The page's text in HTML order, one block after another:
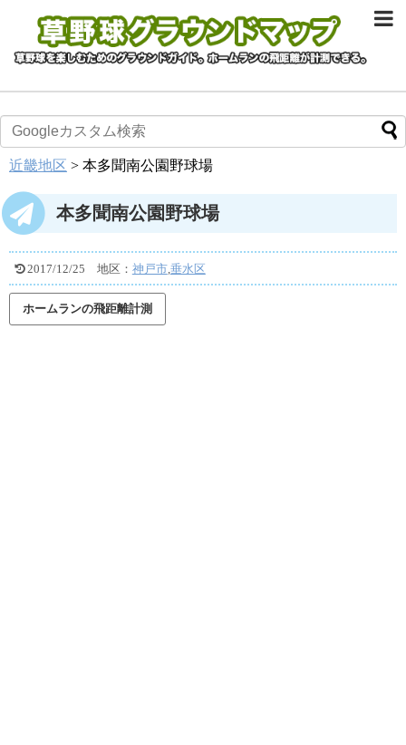
近畿地区 > 本多聞南公園野球場
本多聞南公園野球場
2017/12/25 地区： 神戸市,垂水区